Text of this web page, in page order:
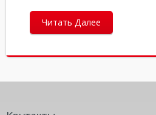
Читать Далее